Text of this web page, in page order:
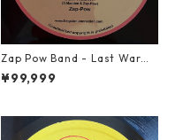
Zap Pow Band - Last War【1
2-50056】
¥99,999